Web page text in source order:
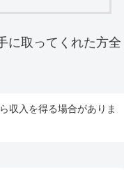
に取ってくれた方全
収入を得る場合がありま